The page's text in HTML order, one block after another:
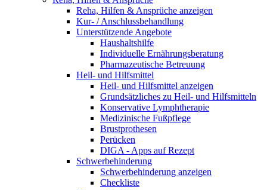
Reha, Hilfen & Ansprüche anzeigen
Kur- / Anschlussbehandlung
Unterstützende Angebote
Haushaltshilfe
Individuelle Ernährungsberatung
Pharmazeutische Betreuung
Heil- und Hilfsmittel
Heil- und Hilfsmittel anzeigen
Grundsätzliches zu Heil- und Hilfsmitteln
Konservative Lymphtherapie
Medizinische Fußpflege
Brustprothesen
Perücken
DIGA - Apps auf Rezept
Schwerbehinderung
Schwerbehinderung anzeigen
Checkliste